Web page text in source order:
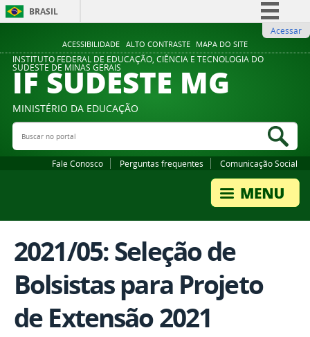
ACESSIBILIDADE ALTO CONTRASTE MAPA DO SITE
BRASIL
Comunica BR
Participe
Legislação
Acessar
INSTITUTO FEDERAL DE EDUCAÇÃO, CIÊNCIA E TECNOLOGIA DO
SUDESTE DE MINAS GERAIS
IF SUDESTE MG
MINISTÉRIO DA EDUCAÇÃO
Buscar no portal
Fale Conosco Perguntas frequentes Comunicação Social
2021/05: Seleção de
Bolsistas para Projeto
de Extensão 2021